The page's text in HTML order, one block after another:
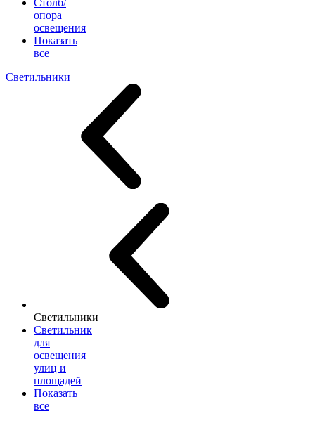
Столб/
опора
освещения
Показать
все
Светильники
Светильники
Светильник
для
освещения
улиц и
площадей
Показать
все